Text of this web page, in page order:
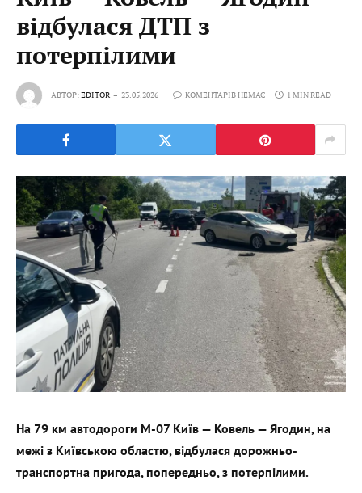
відбулася ДТП з
потерпілими
АВТОР:EDITOR 23.05.2026 КОМЕНТАРІВ НЕМАЄ 1 MIN READ
На 79 км автодороги М-07 Київ — Ковель — Ягодин, на
межі з Київською областю, відбулася дорожньо-
транспортна пригода, попередньо, з потерпілими.